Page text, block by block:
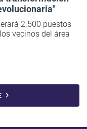
2.500 puestos
vecinos del área